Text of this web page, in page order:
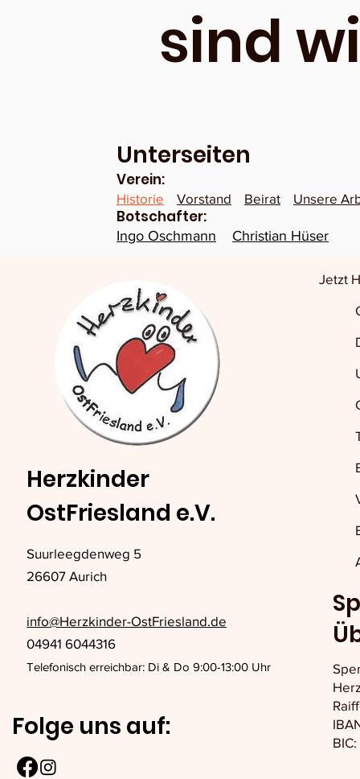
sind
Unterseiten
Verein:
Historie Vorstand Beirat Unsere
Botschafter:
Ingo Oschmann Christian Hüser
Herzkinder
OstFriesland e.V.
Suurleegdenweg 5
26607 Aurich
info@Herzkinder-OstFriesland.de
04941 6044316
Telefonisch erreichbar: Di & Do 9:00-13:00 Uhr
Folge uns auf:
Jetzt